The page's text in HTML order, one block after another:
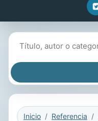
Inicio Referencia